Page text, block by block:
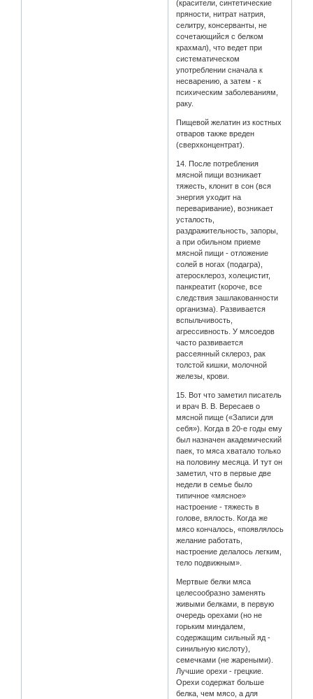
(красители, синтетические
пряности, нитрат натрия,
селитру, консерванты, не
сочетающийся с белком
крахмал), что ведет при
систематическом
употреблении сначала к
несварению, а затем - к
психическим заболеваниям,
раку.
Пищевой желатин из костных
отваров также вреден
(сверхконцентрат).
14. После потребления
мясной пищи возникает
тяжесть, клонит в сон (вся
энергия уходит на
переваривание), возникает
усталость,
раздражительность, запоры,
а при обильном приеме
мясной пищи - отложение
солей в ногах (подагра),
атеросклероз, холецистит,
панкреатит (короче, все
следствия зашлакованности
организма). Развивается
вспыльчивость,
агрессивность. У мясоедов
часто развивается
рассеянный склероз, рак
толстой кишки, молочной
железы, крови.
15. Вот что заметил писатель
и врач В. В. Вересаев о
мясной пище («Записи для
себя»). Когда в 20-е годы ему
был назначен академический
паек, то мяса хватало только
на половину месяца. И тут он
заметил, что в первые две
недели в семье было
типичное «мясное»
настроение - тяжесть в
голове, вялость. Когда же
мясо кончалось, «появлялось
желание работать,
настроение делалось легким,
тело подвижным».
Мертвые белки мяса
целесообразно заменять
живыми белками, в первую
очередь орехами (но не
горьким миндалем,
содержащим сильный яд -
синильную кислоту),
семечками (не жареными).
Лучшие орехи - грецкие.
Орехи содержат больше
белка, чем мясо, а для